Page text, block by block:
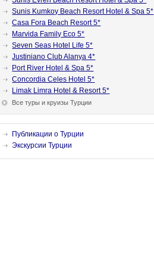
Sunis Kumkoy Beach Resort Hotel & Spa 5*
Casa Fora Beach Resort 5*
Marvida Family Eco 5*
Seven Seas Hotel Life 5*
Justiniano Club Alanya 4*
Port River Hotel & Spa 5*
Concordia Celes Hotel 5*
Limak Limra Hotel & Resort 5*
Все туры и круизы Турции
Публикации о Турции
Экскурсии Турции